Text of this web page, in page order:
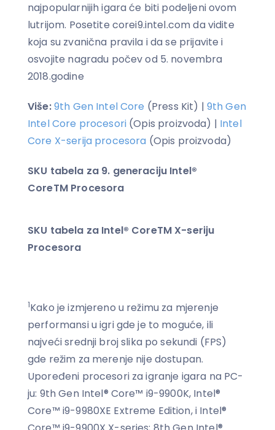
najpopularnijih igara će biti podeljeni ovom
lutrijom. Posetite corei9.intel.com da vidite
koja su zvanična pravila i da se prijavite i
osvojite nagradu počev od 5. novembra
2018.godine
Više:9th Gen Intel Core (Press Kit) | 9th Gen
Intel Core procesori (Opis proizvoda) | Intel
Core X-serija procesora (Opis proizvoda)
SKU tabela za 9. generaciju Intel®
CoreTM Procesora
SKU tabela za Intel® CoreTM X-seriju
Procesora
1Kako je izmjereno u režimu za mjerenje
performansi u igri gde je to moguće, ili
najveći srednji broj slika po sekundi (FPS)
gde režim za merenje nije dostupan.
Upoređeni procesori za igranje igara na PC-
ju: 9th Gen Intel® Core™ i9-9900K, Intel®
Core™ i9-9980XE Extreme Edition, i Intel®